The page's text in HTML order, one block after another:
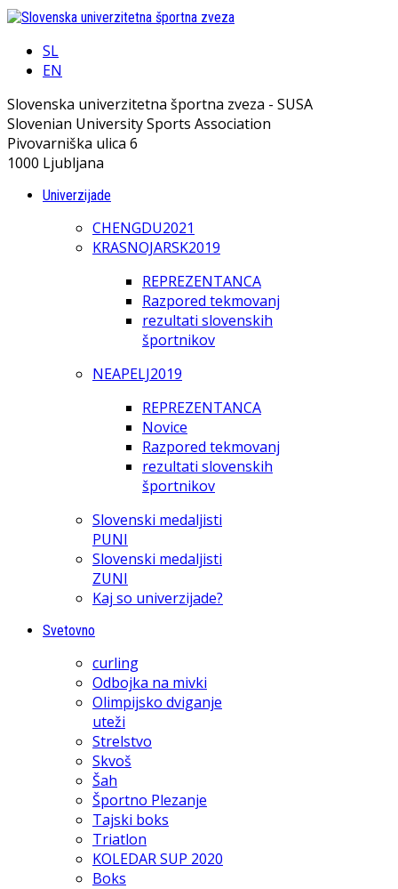
SL
EN
Slovenska univerzitetna športna zveza - SUSA
Slovenian University Sports Association
Pivovarniška ulica 6
1000 Ljubljana
Univerzijade
CHENGDU2021
KRASNOJARSK2019
REPREZENTANCA
Razpored tekmovanj
rezultati slovenskih
športnikov
NEAPELJ2019
REPREZENTANCA
Novice
Razpored tekmovanj
rezultati slovenskih
športnikov
Slovenski medaljisti
PUNI
Slovenski medaljisti
ZUNI
Kaj so univerzijade?
Svetovno
curling
Odbojka na mivki
Olimpijsko dviganje
uteži
Strelstvo
Skvoš
Šah
Športno Plezanje
Tajski boks
Triatlon
KOLEDAR SUP 2020
Boks